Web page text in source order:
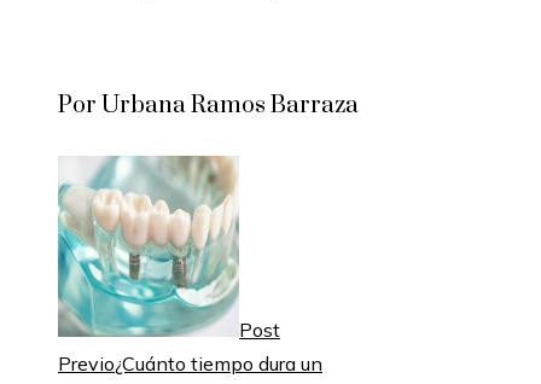
Por Urbana Ramos Barraza
Post
Previo¿Cuánto tiempo dura un